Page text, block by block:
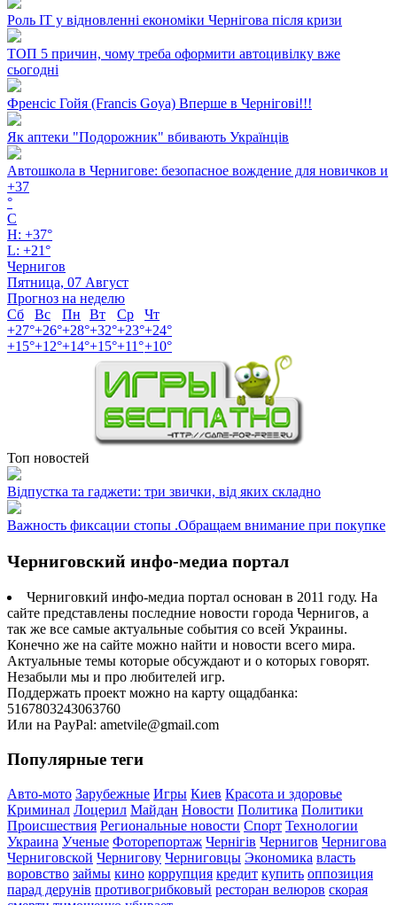
Роль ІТ у відновленні економіки Чернігова після кризи
ТОП 5 причин, чому треба оформити автоцивілку вже
сьогодні
Френсіс Гойя (Francis Goya) Вперше в Чернігові!!!
Як аптеки "Подорожник" вбивають Українців
Автошкола в Чернигове: безопасное вождение для новичков и
+37
°
C
H: +37°
L: +21°
Чернигов
Пятница, 07 Август
Прогноз на неделю
Сб
Вс Пн Вт Ср
Чт
+27°+26°+28°+32°+23°+24°
+15°+12°+14°+15°+11°+10°
Топ новостей
Відпустка та гаджети: три звички, від яких складно
Важность фиксации стопы .Обращаем внимание при покупке
Черниговский инфо-медиа портал
Черниговкий инфо-медиа портал основан в 2011 году. На
сайте представлены последние новости города Чернигов, а
так же все самые актуальные события со всей Украины.
Конечно же на сайте можно найти и новости всего мира.
Актуальные темы которые обсуждают и о которых говорят.
Незабыли мы и про любителей игр.
Поддержать проект можно на карту ощадбанка:
5167803243063760
Или на PayPal: ametvile@gmail.com
Популярные теги
Авто-мото Зарубежные Игры Киев Красота и здоровье
Криминал Лоцерил Майдан Новости Политика Политики
Происшествия Региональные новости Спорт Технологии
Украина Ученые Фоторепортаж Чернігів Чернигов Чернигова
Черниговской Чернигову Черниговцы Экономика власть
воровство займы кино коррупция кредит купить оппозиция
парад дерунів противогрибковый ресторан велюров скорая